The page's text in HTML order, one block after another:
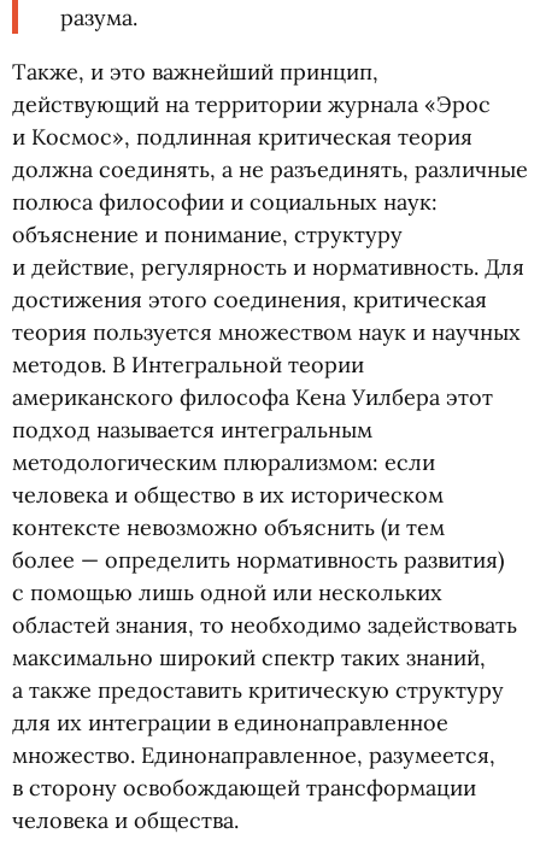
разума.
Также, и это важнейший принцип,
действующий на территории журнала «Эрос
и Космос», подлинная критическая теория
должна соединять, а не разъединять, различные
полюса философии и социальных наук:
объяснение и понимание, структуру
и действие, регулярность и нормативность. Для
достижения этого соединения, критическая
теория пользуется множеством наук и научных
методов. В Интегральной теории
американского философа Кена Уилбера этот
подход называется интегральным
методологическим плюрализмом: если
человека и общество в их историческом
контексте невозможно объяснить (и тем
более — определить нормативность развития)
с помощью лишь одной или нескольких
областей знания, то необходимо задействовать
максимально широкий спектр таких знаний,
а также предоставить критическую структуру
для их интеграции в единонаправленное
множество. Единонаправленное, разумеется,
в сторону освобождающей трансформации
человека и общества.